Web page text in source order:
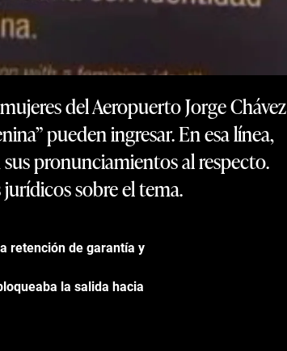
del Aeropuerto Jorge Chávez
pueden ingresar. En esa línea,
pronunciamientos al respecto.
sobre el tema.
retención de garantía y
la salida hacia